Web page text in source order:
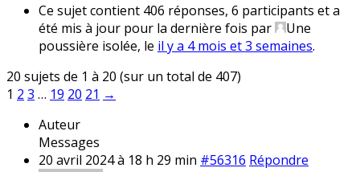
Ce sujet contient 406 réponses, 6 participants et a
été mis à jour pour la dernière fois par
Une
poussière isolée, le il y a 4 mois et 3 semaines.
20 sujets de 1 à 20 (sur un total de 407)
1 2 3 … 19 20 21 →
Auteur
Messages
20 avril 2024 à 18 h 29 min #56316 Répondre